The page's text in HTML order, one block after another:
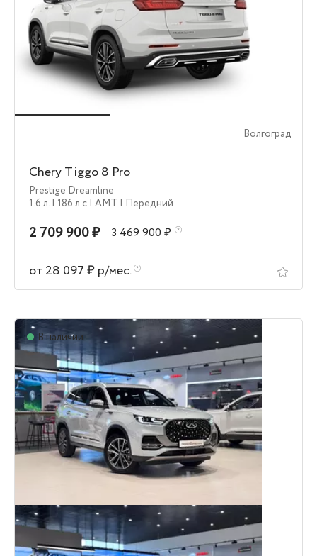
Волгоград
Chery Tiggo 8 Pro
Prestige Dreamline
1.6 л. | 186 л.c | AMT | Передний
2 709 900 ₽ 3 469 900 ₽
от 28 097 ₽ р/мес.
В наличии